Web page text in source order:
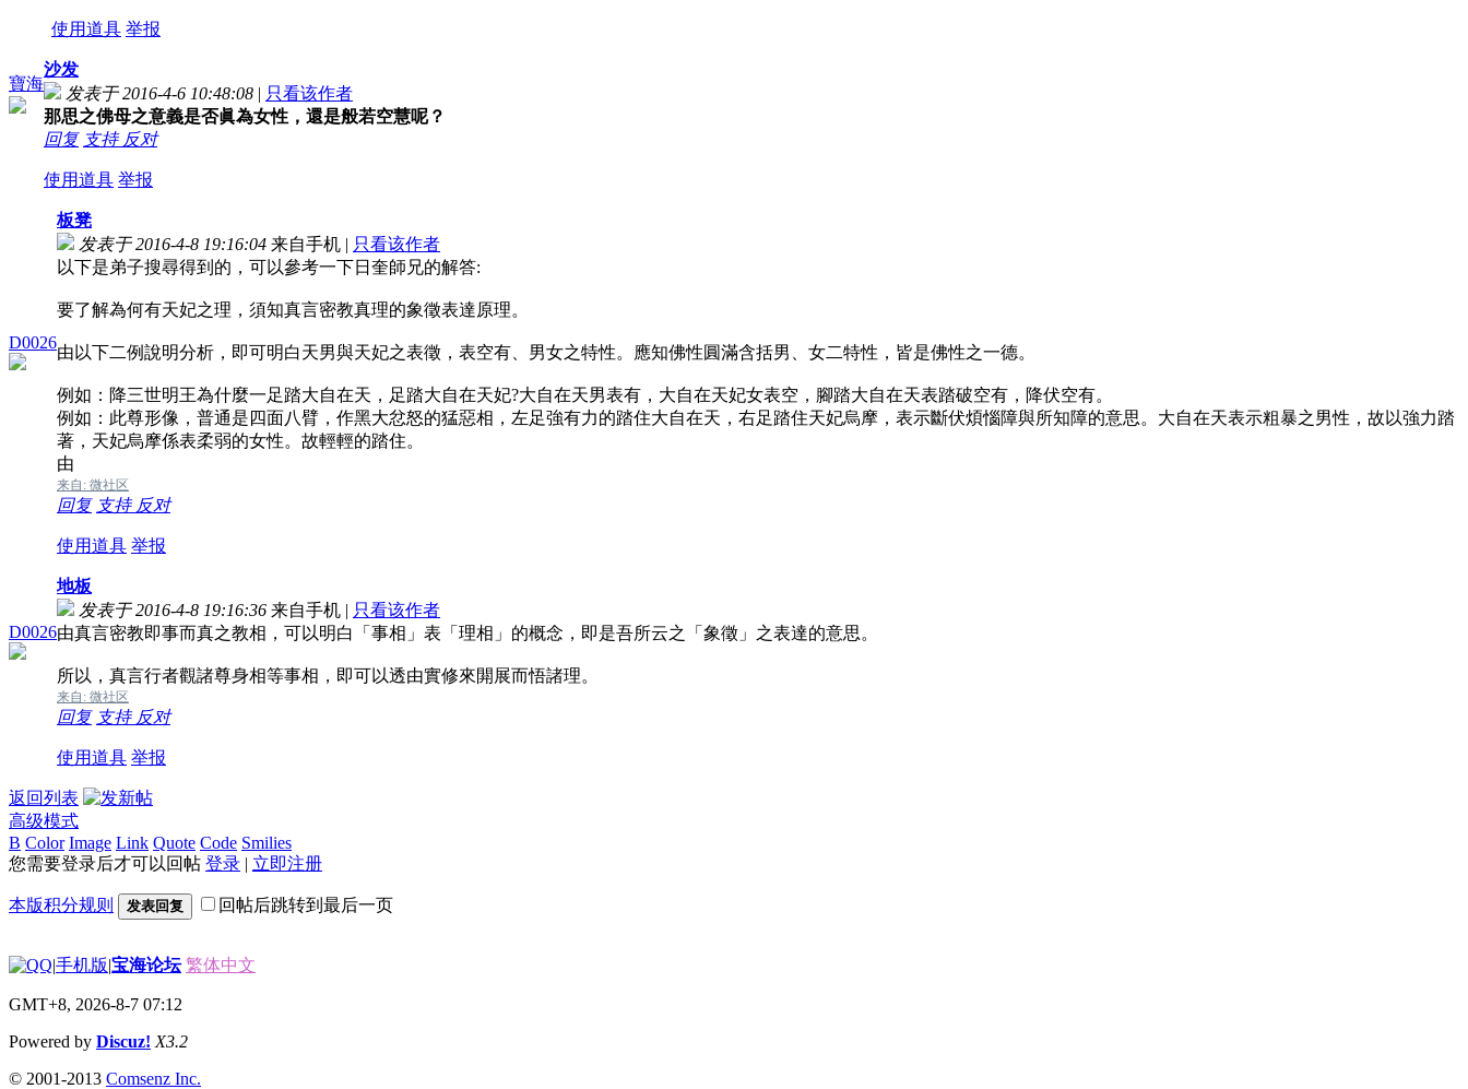
使用道具 举报
寶海
沙发
发表于 2016-4-6 10:48:08 | 只看该作者
那思之佛母之意義是否眞為女性，還是般若空慧呢？
回复 支持 反对
使用道具 举报
D0026
板凳
发表于 2016-4-8 19:16:04 来自手机 | 只看该作者
以下是弟子搜尋得到的，可以參考一下日奎師兄的解答:
要了解為何有天妃之理，須知真言密教真理的象徵表達原理。
由以下二例說明分析，即可明白天男與天妃之表徵，表空有、男女之特性。應知佛性圓滿含括男、女二特性，皆是佛性之一德。
例如：降三世明王為什麼一足踏大自在天，足踏大自在天妃?大自在天男表有，大自在天妃女表空，腳踏大自在天表踏破空有，降伏空有。
例如：此尊形像，普通是四面八臂，作黑大忿怒的猛惡相，左足強有力的踏住大自在天，右足踏住天妃烏摩，表示斷伏煩惱障與所知障的意思。大自在天表示粗暴之男性，故以強力踏
著，天妃烏摩係表柔弱的女性。故輕輕的踏住。
由
来自: 微社区
回复 支持 反对
使用道具 举报
D0026
地板
发表于 2016-4-8 19:16:36 来自手机 | 只看该作者
由真言密教即事而真之教相，可以明白「事相」表「理相」的概念，即是吾所云之「象徵」之表達的意思。
所以，真言行者觀諸尊身相等事相，即可以透由實修來閞展而悟諸理。
来自: 微社区
回复 支持 反对
使用道具 举报
返回列表
高级模式
B Color Image Link Quote Code Smilies
您需要登录后才可以回帖 登录 | 立即注册
本版积分规则 发表回复 回帖后跳转到最后一页
|手机版|宝海论坛 繁体中文
GMT+8, 2026-8-7 07:12
Powered by Discuz! X3.2
© 2001-2013 Comsenz Inc.